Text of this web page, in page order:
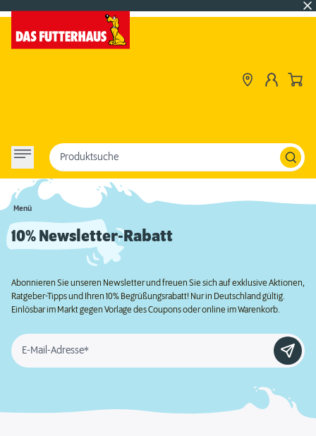
Menü
Produktsuche
10% Newsletter-Rabatt
Abonnieren Sie unseren Newsletter und freuen Sie sich auf exklusive Aktionen,
Ratgeber-Tipps und Ihren 10% Begrüßungsrabatt! Nur in Deutschland gültig.
Einlösbar im Markt gegen Vorlage des Coupons oder online im Warenkorb.
E-Mail-Adresse*